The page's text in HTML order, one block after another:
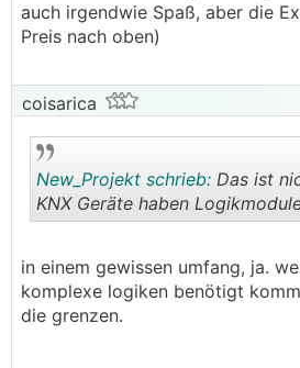
auch irgendwie Spaß, aber die
Preis nach oben)
coisarica
..
New_Projekt schrieb: Das ist
KNX Geräte haben
in einem gewissen umfang, ja.
komplexe logiken benötigt
die grenzen.